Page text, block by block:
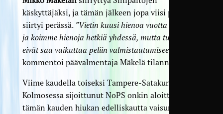
käskyttäjäksi, ja tämän jälkeen jopa viisi pelaajaa
siirtyi perässä. ”Vietin kuusi hienoa vuotta Nokialla,
ja koimme hienoja hetkiä yhdessä, mutta tunteet
eivät saa vaikuttaa peliin valmistautumiseen”
kommentoi päävalmentaja Mäkelä tilannetta.
Viime kaudella toiseksi Tampere-Satakunnan
Kolmosessa sijoittunut NoPS onkin aloittanut
tämän kauden hiukan edelliskautta vaisummin.